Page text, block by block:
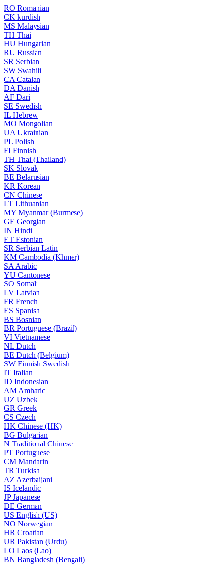
RO Romanian
CK kurdish
MS Malaysian
TH Thai
HU Hungarian
RU Russian
SR Serbian
SW Swahili
CA Catalan
DA Danish
AF Dari
SE Swedish
IL Hebrew
MO Mongolian
UA Ukrainian
PL Polish
FI Finnish
TH Thai (Thailand)
SK Slovak
BE Belarusian
KR Korean
CN Chinese
LT Lithuanian
MY Myanmar (Burmese)
GE Georgian
IN Hindi
ET Estonian
SR Serbian Latin
KM Cambodia (Khmer)
SA Arabic
YU Cantonese
SO Somali
LV Latvian
FR French
ES Spanish
BS Bosnian
BR Portuguese (Brazil)
VI Vietnamese
NL Dutch
BE Dutch (Belgium)
SW Finnish Swedish
IT Italian
ID Indonesian
AM Amharic
UZ Uzbek
GR Greek
CS Czech
HK Chinese (HK)
BG Bulgarian
N Traditional Chinese
PT Portuguese
CM Mandarin
TR Turkish
AZ Azerbaijani
IS Icelandic
JPJapanese
DE German
US English (US)
NO Norwegian
HR Croatian
UR Pakistan (Urdu)
LO Laos (Lao)
BN Bangladesh (Bengali)